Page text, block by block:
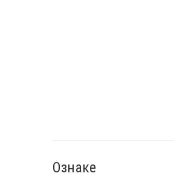
Ознаке